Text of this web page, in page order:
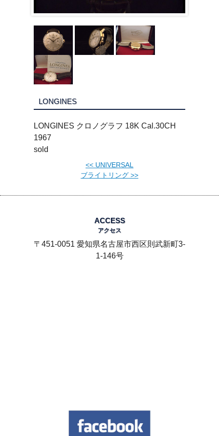
LONGINES
LONGINES クロノグラフ 18K Cal.30CH
1967
sold
<< UNIVERSAL
ブライトリング >>
ACCESS
アクセス
〒451-0051 愛知県名古屋市西区則武新町3-
1-146号